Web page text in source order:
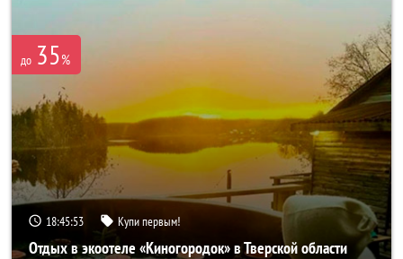
до 35%
18:45:52 Купи первым!
Отдых в экоотеле «Киногородок» в Тверской области